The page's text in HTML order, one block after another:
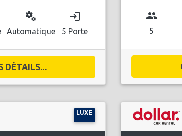
miscellaneous_services
Automatique
login
5 Porte
DÉTAILS...
group
5
LUXE